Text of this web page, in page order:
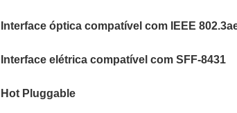
Interface óptica compatível com IEEE
Interface elétrica compatível com SFF-8431
Hot Pluggable